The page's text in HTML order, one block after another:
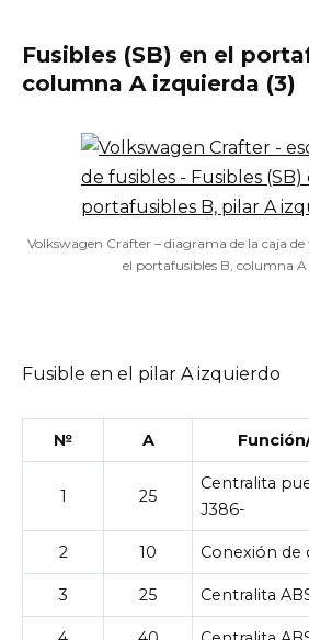
Fusibles (SB) en el
columna A izquierda (3)
Volkswagen Crafter – diagrama de la caja de
el portafusibles B, columna
Fusible en el pilar A izquierdo
№ A
1 25
Centralita
J386-
2 10 Conexión de
3 25 Centralita